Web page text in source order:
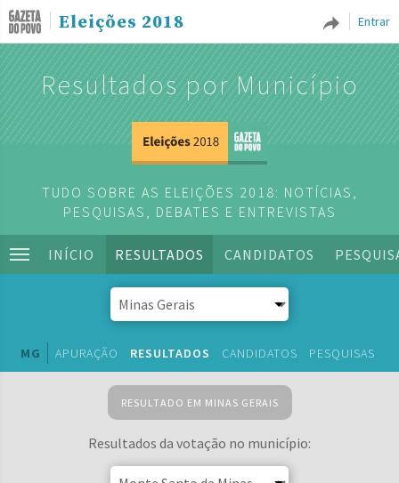
Entrar
Eleições 2018
Resultados por Município
TUDO SOBRE AS ELEIÇÕES 2018: NOTÍCIAS,
PESQUISAS, DEBATES E ENTREVISTAS
INÍCIO RESULTADOS CANDIDATOS
MG APURAÇÃO RESULTADOS CANDIDATOS PESQUISAS
RESULTADO EM MINAS GERAIS
Resultados da votação no município: